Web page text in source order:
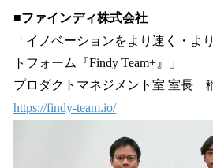
■ファインディ株式会社
「イノベーションをより速く・よ
トフォーム『Findy Team+』」
プロダクトマネジメント室 室長
https://findy-team.io/